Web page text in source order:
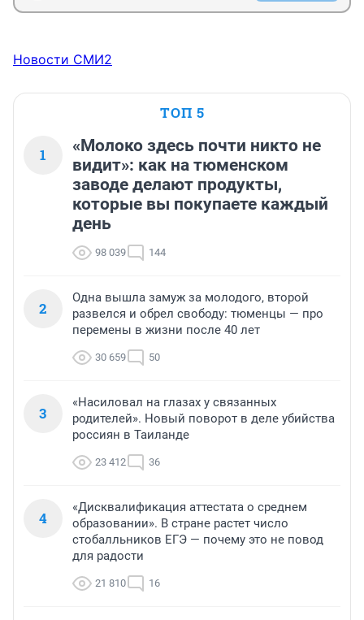
Новости СМИ2
ТОП 5
1
«Молоко здесь почти никто не
видит»: как на тюменском
заводе делают продукты,
которые вы покупаете каждый
день
98 039 144
2
Одна вышла замуж за молодого, второй
развелся и обрел свободу: тюменцы — про
перемены в жизни после 40 лет
30 659 50
3
«Насиловал на глазах у связанных
родителей». Новый поворот в деле убийства
россиян в Таиланде
23 412 36
4
«Дисквалификация аттестата о среднем
образовании». В стране растет число
стобалльников ЕГЭ — почему это не повод
для радости
21 810 16